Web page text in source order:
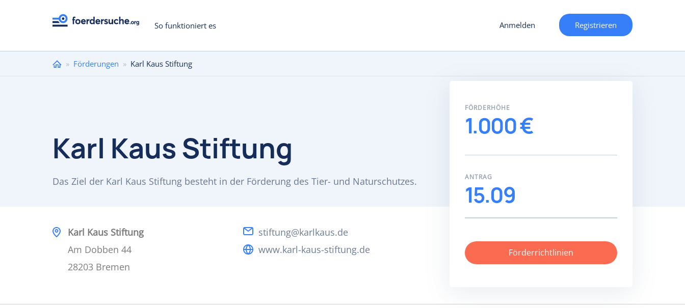
So funktioniert es Anmelden Registrieren
Sie
» Förderungen » Karl Kaus Stiftung
Karl Kaus Stiftung
Das Ziel der Karl Kaus Stiftung besteht in der Förderung des Tier- und Naturschutzes.
Karl Kaus Stiftung
Am Dobben 44
28203 Bremen
stiftung@karlkaus.de
www.karl-kaus-stiftung.de
FÖRDERHÖHE
1.000 €
ANTRAG
15.09
Förderrichtlinien